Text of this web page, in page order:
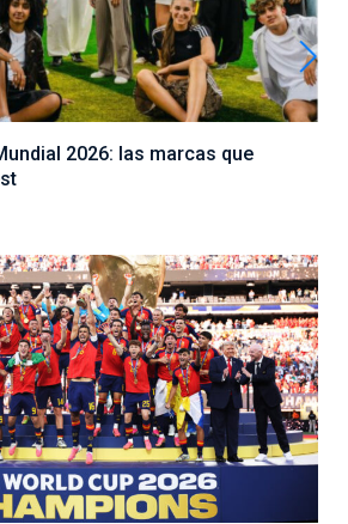
2026: las marcas que